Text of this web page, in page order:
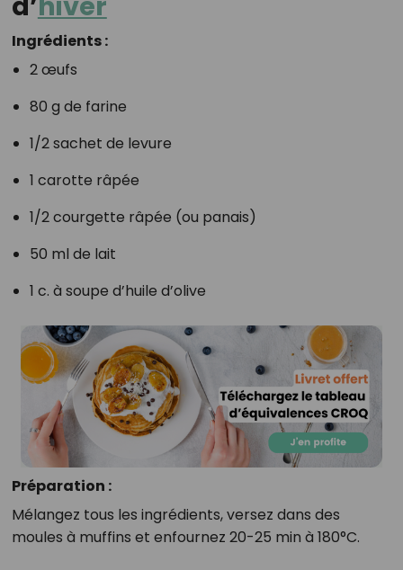
Ingrédients :
2 œufs
80 g de farine
1/2 sachet de levure
1 carotte râpée
1/2 courgette râpée (ou panais)
50 ml de lait
1 c. à soupe d’huile d’olive
Préparation :
Mélangez tous les ingrédients, versez dans des
moules à muffins et enfournez 20-25 min à 180°C.